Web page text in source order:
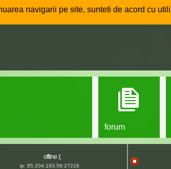
navigarii pe site, sunteti de acord cu
forum
offline :(
ip: 85.204.193.58:27216